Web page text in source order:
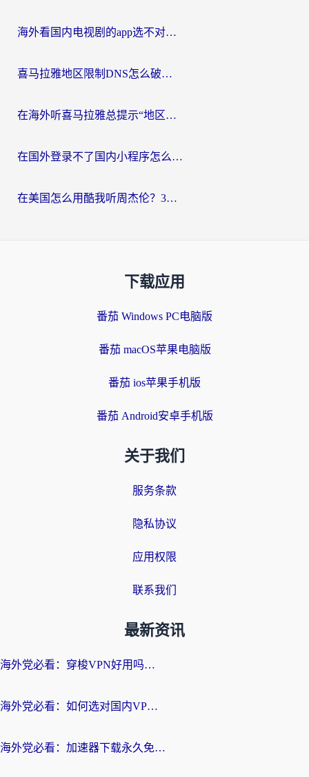
海外看国内电视剧的app选不对？这份回国加速器避坑指南帮你流畅追剧
喜马拉雅地区限制DNS怎么破？海外党听国内音乐听书的终极解决方案
在海外听喜马拉雅总提示“地区限制”？3步轻松解除+听国内音乐全攻略
在国外登录不了国内小程序怎么办？选对回国加速器，轻松解锁国内资源
在美国怎么用酷我听周杰伦？3步搞定海外听歌难题
下载应用
番茄 Windows PC电脑版
番茄 macOS苹果电脑版
番茄 ios苹果手机版
番茄 Android安卓手机版
关于我们
服务条款
隐私协议
应用权限
联系我们
最新资讯
海外党必看：穿梭VPN好用吗？和云帆VPN对比哪个回国效果更好？附真实测评+避坑指南
海外党必看：如何选对国内VPN，实现无缝访问国内资源？
海外党必看：加速器下载永久免费版真的存在吗？教你无缝访问国内资源的正确姿势